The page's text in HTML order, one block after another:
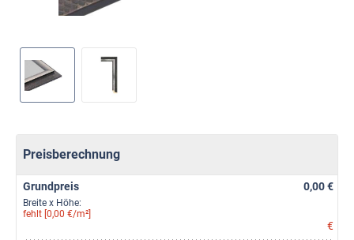
Preisberechnung
Grundpreis 0,00 €
Breite x Höhe:
fehlt [0,00 €/m²]
€